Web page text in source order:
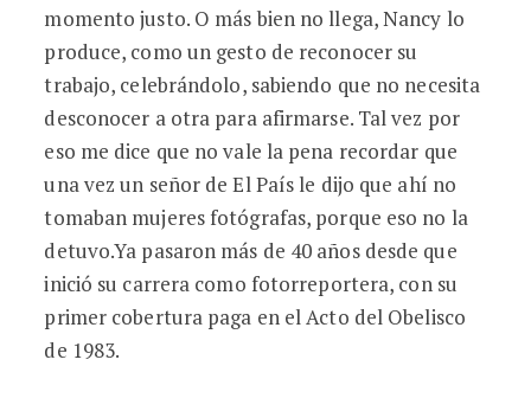
momento justo. O más bien no llega, Nancy lo
produce, como un gesto de reconocer su
trabajo, celebrándolo, sabiendo que no necesita
desconocer a otra para afirmarse. Tal vez por
eso me dice que no vale la pena recordar que
una vez un señor de El País le dijo que ahí no
tomaban mujeres fotógrafas, porque eso no la
detuvo.Ya pasaron más de 40 años desde que
inició su carrera como fotorreportera, con su
primer cobertura paga en el Acto del Obelisco
de 1983.